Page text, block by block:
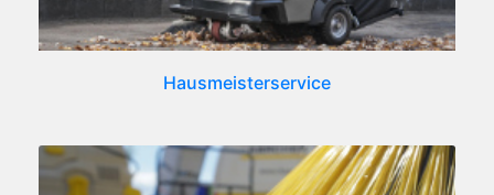
Hausmeisterservice